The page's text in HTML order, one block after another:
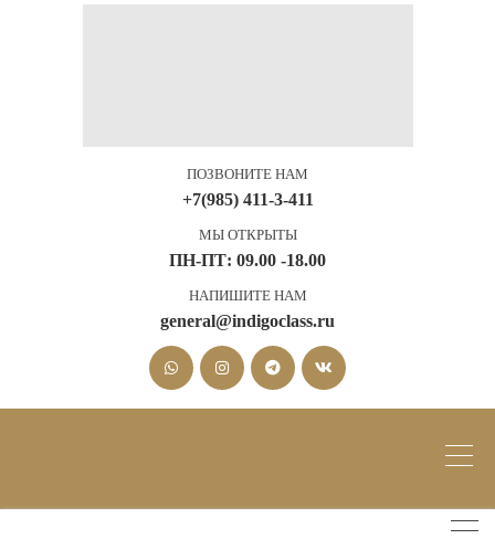
ПОЗВОНИТЕ НАМ
+7(985) 411-3-411
МЫ ОТКРЫТЫ
ПН-ПТ: 09.00 -18.00
НАПИШИТЕ НАМ
general@indigoclass.ru